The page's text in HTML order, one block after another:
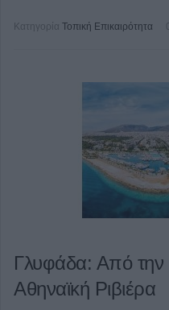
Κατηγορία Τοπική Επικαιρότητα
Γλυφάδα: Από την
Αθηναϊκή Ριβιέρα